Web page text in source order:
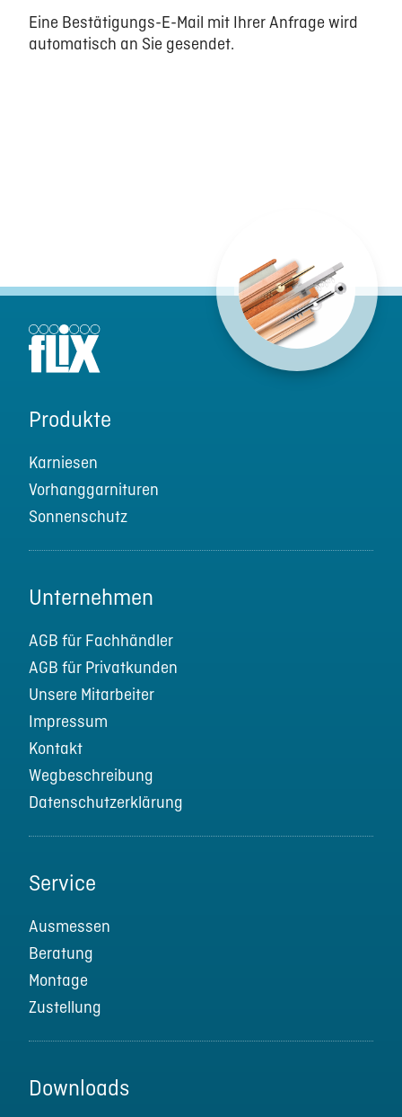
Eine Bestätigungs-E-Mail mit Ihrer Anfrage wird
automatisch an Sie gesendet.
Produkte
Karniesen
Vorhanggarnituren
Sonnenschutz
Unternehmen
AGB für Fachhändler
AGB für Privatkunden
Unsere Mitarbeiter
Impressum
Kontakt
Wegbeschreibung
Datenschutzerklärung
Service
Ausmessen
Beratung
Montage
Zustellung
Downloads